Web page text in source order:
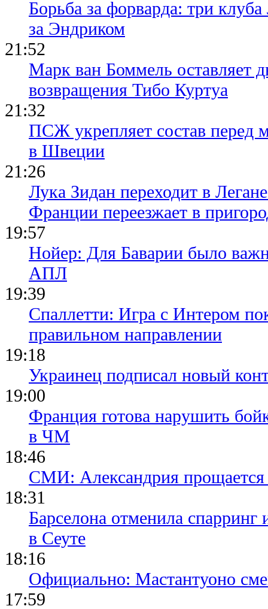
Борьба за форварда: три
за Эндриком
21:52
Марк ван Боммель оставляет
возвращения Тибо Куртуа
21:32
ПСЖ укрепляет состав перед
в Швеции
21:26
Лука Зидан переходит в
Франции переезжает в
19:57
Нойер: Для Баварии было
АПЛ
19:39
Спаллетти: Игра с Интером
правильном направлении
19:18
Украинец подписал новый
19:00
Франция готова нарушить
в ЧМ
18:46
СМИ: Александрия
18:31
Барселона отменила спарринг
в Сеуте
18:16
Официально: Мастантуоно
17:59